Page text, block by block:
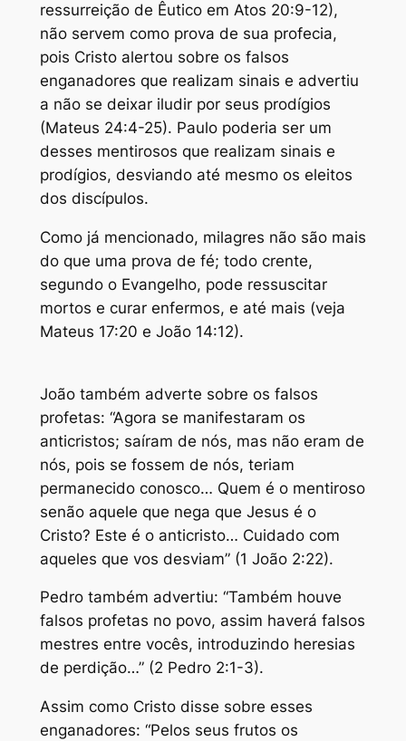
ressurreição de Êutico em Atos 20:9-12),
não servem como prova de sua profecia,
pois Cristo alertou sobre os falsos
enganadores que realizam sinais e advertiu
a não se deixar iludir por seus prodígios
(Mateus 24:4-25). Paulo poderia ser um
desses mentirosos que realizam sinais e
prodígios, desviando até mesmo os eleitos
dos discípulos.
Como já mencionado, milagres não são mais
do que uma prova de fé; todo crente,
segundo o Evangelho, pode ressuscitar
mortos e curar enfermos, e até mais (veja
Mateus 17:20 e João 14:12).
João também adverte sobre os falsos
profetas: “Agora se manifestaram os
anticristos; saíram de nós, mas não eram de
nós, pois se fossem de nós, teriam
permanecido conosco… Quem é o mentiroso
senão aquele que nega que Jesus é o
Cristo? Este é o anticristo… Cuidado com
aqueles que vos desviam” (1 João 2:22).
Pedro também advertiu: “Também houve
falsos profetas no povo, assim haverá falsos
mestres entre vocês, introduzindo heresias
de perdição…” (2 Pedro 2:1-3).
Assim como Cristo disse sobre esses
enganadores: “Pelos seus frutos os